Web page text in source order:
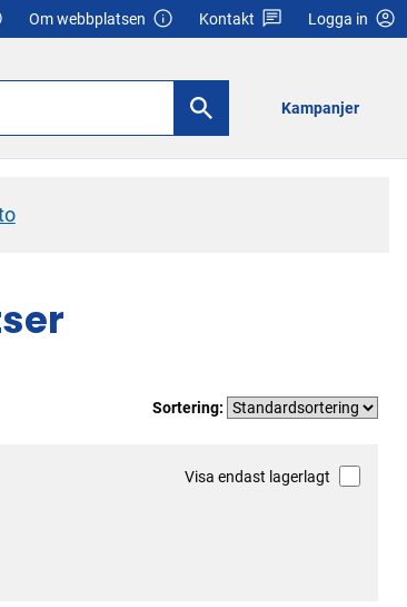
Om webbplatsen Kontakt Logga in
Kampanjer
Sortering:
Visa endast lagerlagt